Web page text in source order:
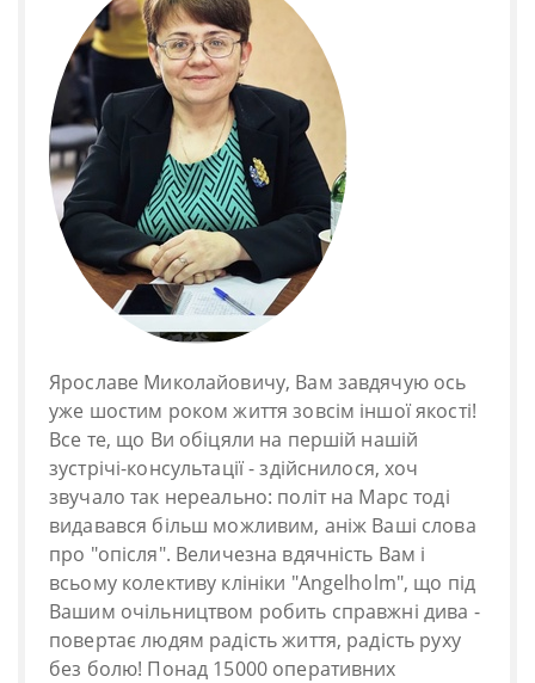
Ярославе Миколайовичу, Вам завдячую ось
уже шостим роком життя зовсім іншої якості!
Все те, що Ви обіцяли на першій нашій
зустрічі-консультації - здійснилося, хоч
звучало так нереально: політ на Марс тоді
видавався більш можливим, аніж Ваші слова
про "опісля". Величезна вдячність Вам і
всьому колективу клініки "Angelholm", що під
Вашим очільництвом робить справжні дива -
повертає людям радість життя, радість руху
без болю! Понад 15000 оперативних